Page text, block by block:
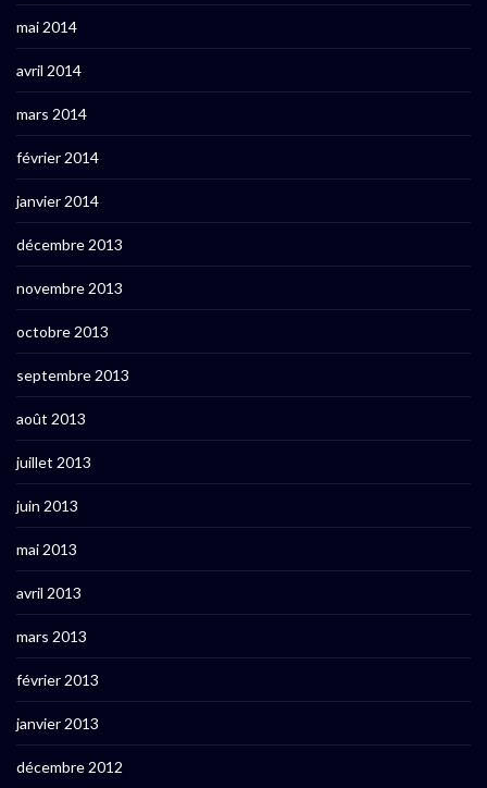
mai 2014
avril 2014
mars 2014
février 2014
janvier 2014
décembre 2013
novembre 2013
octobre 2013
septembre 2013
août 2013
juillet 2013
juin 2013
mai 2013
avril 2013
mars 2013
février 2013
janvier 2013
décembre 2012